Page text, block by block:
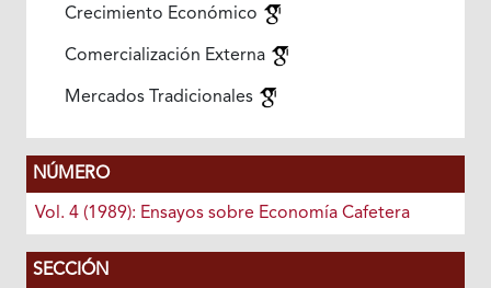
Crecimiento Económico
Comercialización Externa
Mercados Tradicionales
NÚMERO
Vol. 4 (1989): Ensayos sobre Economía Cafetera
SECCIÓN